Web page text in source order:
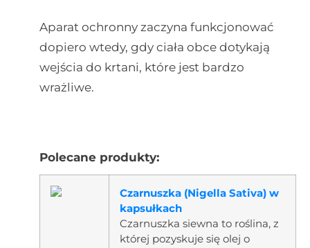
Aparat ochronny zaczyna funkcjonować
dopiero wtedy, gdy ciała obce dotykają
wejścia do krtani, które jest bardzo
wrażliwe.
Polecane produkty:
Czarnuszka (Nigella Sativa) w
kapsułkach
Czarnuszka siewna to roślina, z
której pozyskuje się olej o